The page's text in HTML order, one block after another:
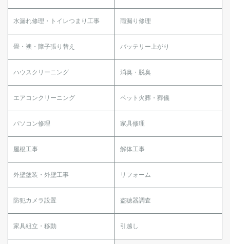
水漏れ修理・トイレつまり工事 雨漏り修理
畳・襖・障子張り替え バッテリー上がり
ハウスクリーニング 消臭・脱臭
エアコンクリーニング ペット火葬・葬儀
パソコン修理 家具修理
屋根工事 解体工事
外壁塗装・外壁工事 リフォーム
防犯カメラ設置 盗聴器調査
家具組立・移動 引越し